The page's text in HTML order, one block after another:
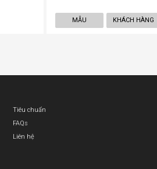
MẪU KHÁCH HÀNG
Tiêu chuẩn
FAQs
Liên hệ